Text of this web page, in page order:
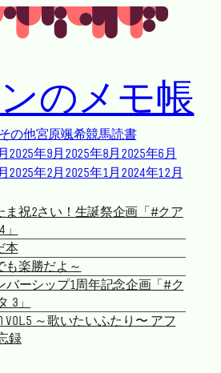
のメモ帳
その他宮原颯希競馬読書
2025年9月 2025年8月 2025年6月
2025年2月 2025年1月 2024年12月
ま祝2さい！生誕祭企画「#クア
本
も楽勝だよ～
バーシップ1周年記念企画「#ク
3」
vol.5 ～歌いたいふたり〜 アフ
録